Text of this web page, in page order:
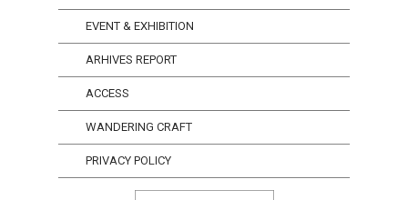
EVENT & EXHIBITION
ARHIVES REPORT
ACCESS
WANDERING CRAFT
PRIVACY POLICY